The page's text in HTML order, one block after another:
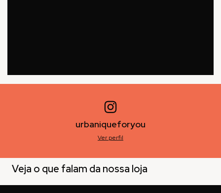
urbaniqueforyou
Ver perfil
Veja o que falam da nossa loja